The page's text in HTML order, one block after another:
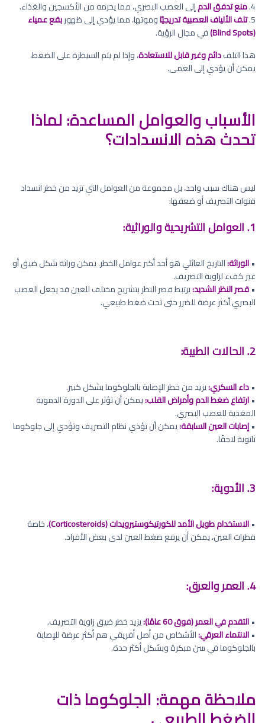
4. منع تدفق الدمإلى العصب البصري، مما يحرمه من الأكسجين والغذاء.
5. تلف الألياف العصبية تدريجيًاوموتها، مما يؤدي إلى ظهوربقع عمياء
(Blind Spots)
في مجال الرؤية.
هذا التلفدائم وغير قابل للاستعادة، وإذا لم يتم السيطرة على الضغط،
يمكن أن يؤدي إلى العمى.
الأسباب والعوامل المساعدة: لماذا
تحدث هذه الانسدادات؟
ليس هناك سبب واحد، بل مجموعة من العوامل التي تزيد من خطر انسداد
قنوات التصريف أو ضعفها:
1. العوامل التشريحية والوراثية:
•الوراثة:التاريخ العائلي هو أحد أكبر عوامل الخطر. يمكن وراثة شكل ضيق أو
غير كفء لزاوية التصريف.
•قصر النظر الشديد:يرتبط قصر النظر بتشريح مختلف للعين قد يجعل العصب
البصري أكثر عرضة للضرر حتى تحت ضغط طبيعي.
2. الحالات الطبية:
•داء السكري:يزيد من خطر الإصابة بالجلوكوما بشكل كبير.
•ارتفاع ضغط الدم وأمراض القلب:يمكن أن تؤثر على الدورة الدموية
المغذية للعصب البصري.
•إصابات العين السابقة:يمكن أن تؤذي نظام التصريف وتؤدي إلى جلوكوما
ثانوية لاحقًا.
3. الأدوية:
•الاستخدام طويل الأمد للكورتيكوستيرويدات (Corticosteroids)
، خاصة
قطرات العين، يمكن أن يرفع ضغط العين لدى بعض الأفراد.
4. العمر والعرق:
•التقدم في العمر (فوق 60 عامًا):
يزيد خطر ضيق زاوية التصريف.
•الانتماء العرقي:الأشخاص من أصل أفريقي هم أكثر عرضة للإصابة
بالجلوكوما في سن مبكرة وبشكل أكثر حدة.
ملاحظة مهمة: الجلوكوما ذات